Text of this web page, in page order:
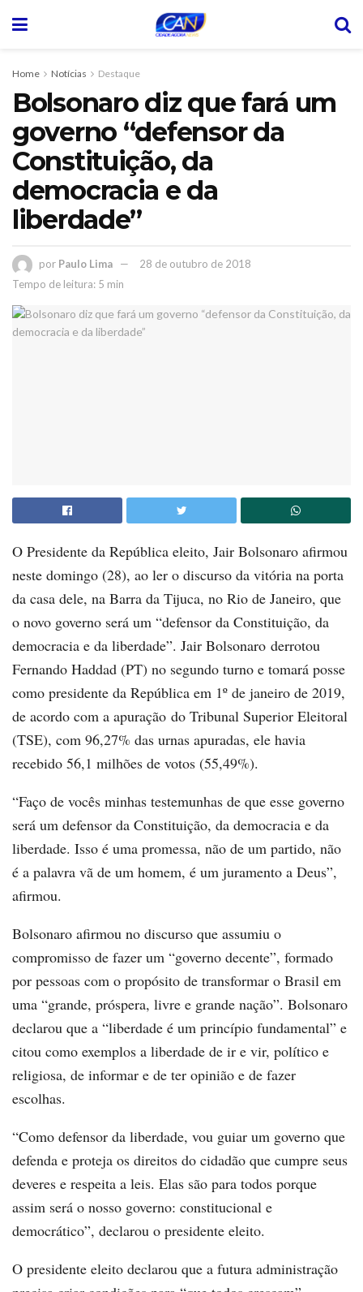
Home Notícias Destaque
Bolsonaro diz que fará um
governo “defensor da
Constituição, da
democracia e da
liberdade”
por Paulo Lima
28 de outubro de 2018
Tempo de leitura: 5 min
O Presidente da República eleito, Jair Bolsonaro afirmou
neste domingo (28), ao ler o discurso da vitória na porta
da casa dele, na Barra da Tijuca, no Rio de Janeiro, que
o novo governo será um “defensor da Constituição, da
democracia e da liberdade”. Jair Bolsonaro derrotou
Fernando Haddad (PT) no segundo turno e tomará posse
como presidente da República em 1º de janeiro de 2019,
de acordo com a apuração do Tribunal Superior Eleitoral
(TSE), com 96,27% das urnas apuradas, ele havia
recebido 56,1 milhões de votos (55,49%).
“Faço de vocês minhas testemunhas de que esse governo
será um defensor da Constituição, da democracia e da
liberdade. Isso é uma promessa, não de um partido, não
é a palavra vã de um homem, é um juramento a Deus”,
afirmou.
Bolsonaro afirmou no discurso que assumiu o
compromisso de fazer um “governo decente”, formado
por pessoas com o propósito de transformar o Brasil em
uma “grande, próspera, livre e grande nação”. Bolsonaro
declarou que a “liberdade é um princípio fundamental” e
citou como exemplos a liberdade de ir e vir, político e
religiosa, de informar e de ter opinião e de fazer
escolhas.
“Como defensor da liberdade, vou guiar um governo que
defenda e proteja os direitos do cidadão que cumpre seus
deveres e respeita a leis. Elas são para todos porque
assim será o nosso governo: constitucional e
democrático”, declarou o presidente eleito.
O presidente eleito declarou que a futura administração